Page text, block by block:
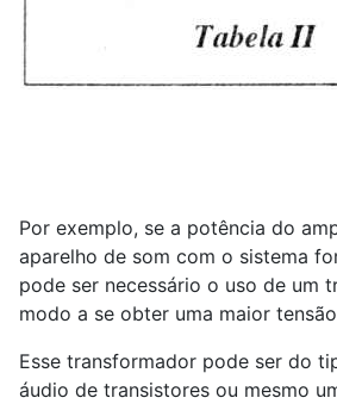
Por exemplo, se a potência do
aparelho de som com o sistema
pode ser necessário o uso de um
modo a se obter uma maior
Esse transformador pode ser do
áudio de transistores ou mesmo